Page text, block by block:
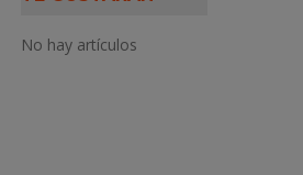
No hay artículos